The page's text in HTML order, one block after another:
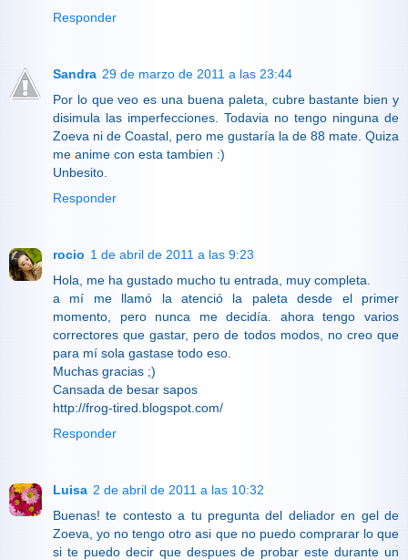
Responder
Sandra 29 de marzo de 2011 a las 23:44
Por lo que veo es una buena paleta, cubre bastante bien y
disimula las imperfecciones. Todavia no tengo ninguna de
Zoeva ni de Coastal, pero me gustaría la de 88 mate. Quiza
me anime con esta tambien :)
Unbesito.
Responder
rocio 1 de abril de 2011 a las 9:23
Hola, me ha gustado mucho tu entrada, muy completa.
a mí me llamó la atenció la paleta desde el primer
momento, pero nunca me decidía. ahora tengo varios
correctores que gastar, pero de todos modos, no creo que
para mí sola gastase todo eso.
Muchas gracias ;)
Cansada de besar sapos
http://frog-tired.blogspot.com/
Responder
Luisa 2 de abril de 2011 a las 10:32
Buenas! te contesto a tu pregunta del deliador en gel de
Zoeva, yo no tengo otro asi que no puedo comprarar lo que
si te puedo decir que despues de probar este durante un